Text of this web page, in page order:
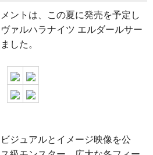
ントは、この夏に発売を予定し
ァルハラナイツ エルダールサー
した。
ジュアルとイメージ映像を公